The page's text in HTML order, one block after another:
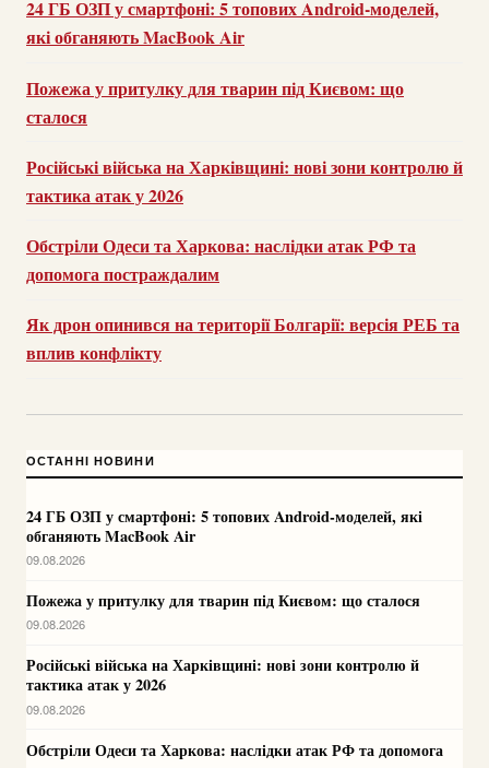
24 ГБ ОЗП у смартфоні: 5 топових Android-моделей,
які обганяють MacBook Air
Пожежа у притулку для тварин під Києвом: що
сталося
Російські війська на Харківщині: нові зони контролю й
тактика атак у 2026
Обстріли Одеси та Харкова: наслідки атак РФ та
допомога постраждалим
Як дрон опинився на території Болгарії: версія РЕБ та
вплив конфлікту
ОСТАННІ НОВИНИ
24 ГБ ОЗП у смартфоні: 5 топових Android-моделей, які
обганяють MacBook Air
09.08.2026
Пожежа у притулку для тварин під Києвом: що сталося
09.08.2026
Російські війська на Харківщині: нові зони контролю й
тактика атак у 2026
09.08.2026
Обстріли Одеси та Харкова: наслідки атак РФ та допомога